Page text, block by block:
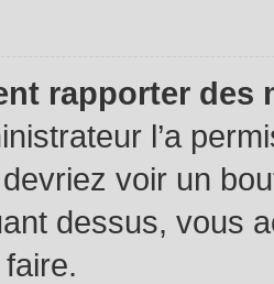
rapporter des
l’a
voir un
dessus, vous